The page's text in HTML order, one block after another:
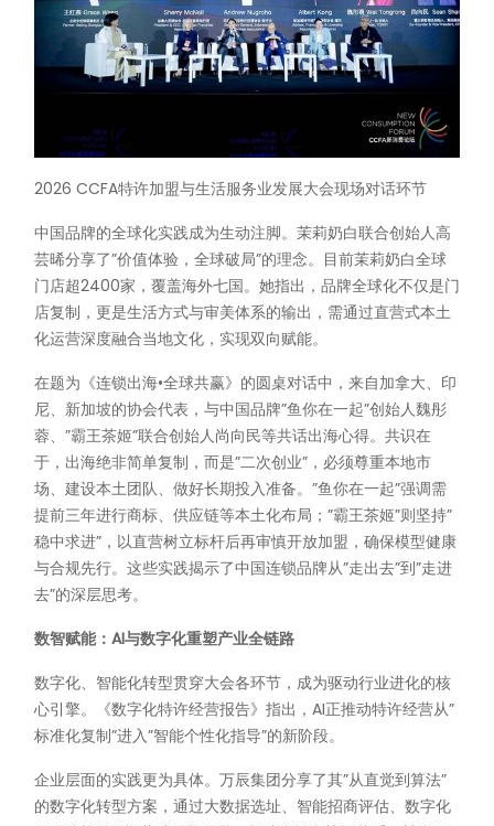
2026 CCFA特许加盟与生活服务业发展大会现场对话环节
中国品牌的全球化实践成为生动注脚。茉莉奶白联合创始人高
芸晞分享了”价值体验，全球破局”的理念。目前茉莉奶白全球
门店超2400家，覆盖海外七国。她指出，品牌全球化不仅是门
店复制，更是生活方式与审美体系的输出，需通过直营式本土
化运营深度融合当地文化，实现双向赋能。
在题为《连锁出海•全球共赢》的圆桌对话中，来自加拿大、印
尼、新加坡的协会代表，与中国品牌”鱼你在一起”创始人魏彤
蓉、”霸王茶姬”联合创始人尚向民等共话出海心得。共识在
于，出海绝非简单复制，而是”二次创业”，必须尊重本地市
场、建设本土团队、做好长期投入准备。”鱼你在一起”强调需
提前三年进行商标、供应链等本土化布局；”霸王茶姬”则坚持”
稳中求进”，以直营树立标杆后再审慎开放加盟，确保模型健康
与合规先行。这些实践揭示了中国连锁品牌从”走出去”到”走进
去”的深层思考。
数智赋能：AI与数字化重塑产业全链路
数字化、智能化转型贯穿大会各环节，成为驱动行业进化的核
心引擎。《数字化特许经营报告》指出，AI正推动特许经营从”
标准化复制”进入”智能个性化指导”的新阶段。
企业层面的实践更为具体。万辰集团分享了其”从直觉到算法”
的数字化转型方案，通过大数据选址、智能招商评估、数字化